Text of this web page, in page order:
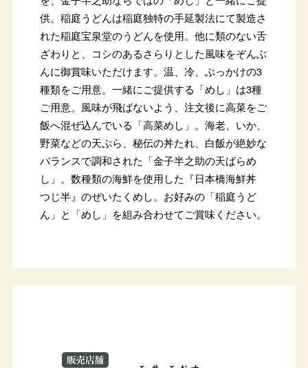
供。稲庭うどんは稲庭独特の手延製法にて製造さ
れた稲庭宝泉堂のうどんを使用。他に類のない舌
ざわりと、コシのあるさらりとした風味をぞんぶ
んに御賞味いただけます。温、冷、ぶっかけの3
種類をご用意。一緒にご提供する「めし」は3種
ご用意。風味が飛ばないよう、注文後に高菜をご
飯へ混ぜ込んでいる「高菜めし」。海老、いか、
野菜などの天ぷら、秘伝の丼たれ、白飯が絶妙な
バランスで調和された「金子半之助の天ばらめ
し」。数種類の海鮮を使用した『日本橋海鮮丼
つじ半』のぜいたくめし。お好みの「稲庭うど
ん」と「めし」を組み合わせてご賞味ください。